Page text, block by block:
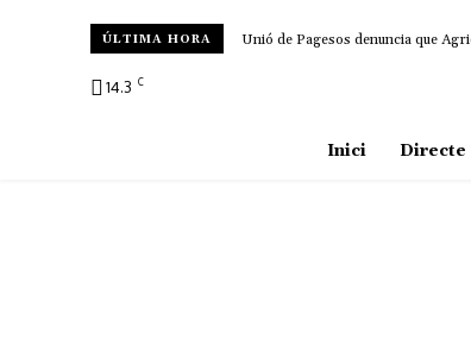
ÚLTIMA HORA Unió de Pagesos denuncia que
14.3 C
Inici Directe